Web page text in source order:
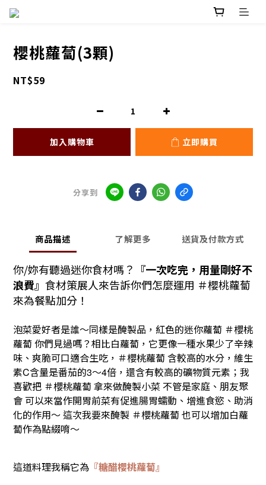
櫻桃蘿蔔(3顆)
NT$59
加入購物車 立即購買
分享到
商品描述 了解更多 送貨及付款方式
你/妳有聽過迷你食材嗎？ 『一次吃完，用量剛好不
浪費』 食材策展人來告訴你們怎麼運用 ＃櫻桃蘿蔔
來為餐點加分！
泡菜愛好者是誰～同樣是醃製品，紅色的迷你蘿蔔 ＃櫻桃
蘿蔔你們見過嗎？相比白蘿蔔，它更像一種水果少了辛辣
味、爽脆可口適合生吃， ＃櫻桃蘿蔔含較高的水分，維生
素C含量是番茄的3～4倍，還含有較高的礦物質元素；我
喜歡把 ＃櫻桃蘿蔔拿來做醃製小菜不管是家庭、朋友聚
會 可以來當作開胃前菜有促進腸胃蠕動、增進食慾、助消
化的作用～ 這次我要來醃製 ＃櫻桃蘿蔔也可以增加白蘿
蔔作為點綴唷～
這道料理我稱它為 『糖醋櫻桃蘿蔔』